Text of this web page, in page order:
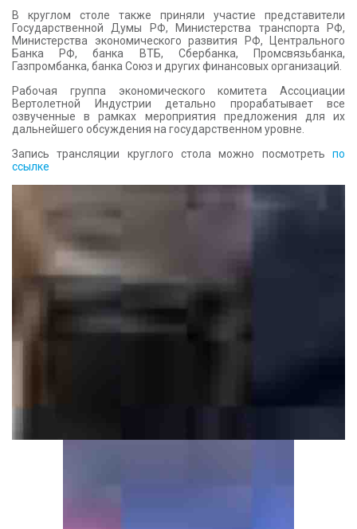
В круглом столе также приняли участие представители
Государственной Думы РФ, Министерства транспорта РФ,
Министерства экономического развития РФ, Центрального
Банка РФ, банка ВТБ, Сбербанка, Промсвязьбанка,
Газпромбанка, банка Союз и других финансовых организаций.
Рабочая группа экономического комитета Ассоциации
Вертолетной Индустрии детально прорабатывает все
озвученные в рамках мероприятия предложения для их
дальнейшего обсуждения на государственном уровне.
Запись трансляции круглого стола можно посмотреть по
ссылке